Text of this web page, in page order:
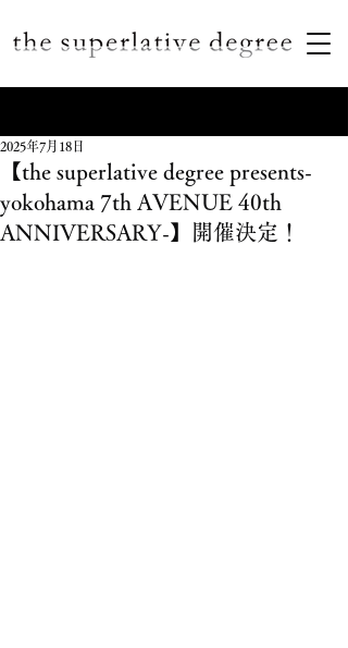
【the superlative degree presents-
yokohama 7th AVENUE 40th
ANNIVERSARY-】開催決定！
2025年7月18日